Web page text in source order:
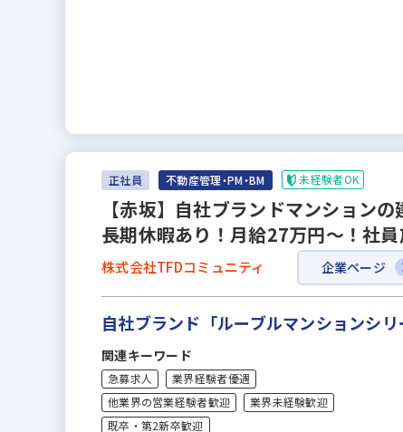
正社員 不動産管理・PM・BM 未経験者OK
【赤坂】自社ブランドマンション
長期休暇あり！月給27万円～！社員
株式会社TFDコミュニティ 企業ページ
自社ブランド「ルーブルマンションシ
関連キーワード
急募求人
業界経験者優遇
他業界の営業経験者歓迎
業界未経験歓迎
既卒・第2新卒歓迎